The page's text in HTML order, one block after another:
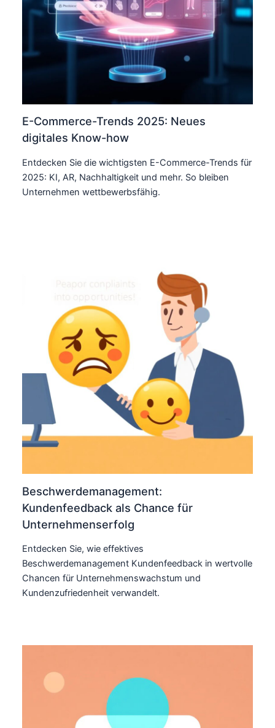
E-Commerce-Trends 2025: Neues
digitales Know-how
Entdecken Sie die wichtigsten E-Commerce-Trends für
2025: KI, AR, Nachhaltigkeit und mehr. So bleiben
Unternehmen wettbewerbsfähig.
Beschwerdemanagement:
Kundenfeedback als Chance für
Unternehmenserfolg
Entdecken Sie, wie effektives
Beschwerdemanagement Kundenfeedback in wertvolle
Chancen für Unternehmenswachstum und
Kundenzufriedenheit verwandelt.